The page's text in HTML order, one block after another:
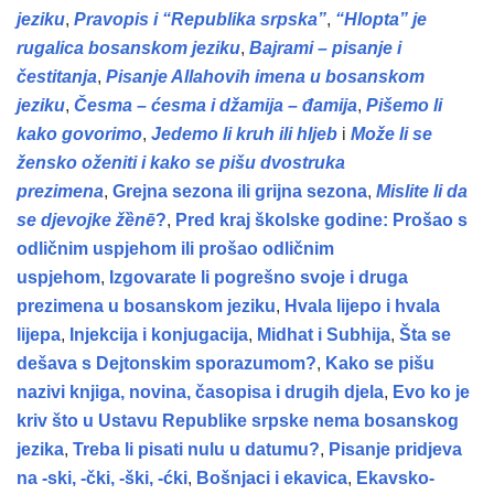
jeziku, Pravopis i “Republika srpska”, “Hlopta” je
rugalica bosanskom jeziku, Bajrami – pisanje i
čestitanja, Pisanje Allahovih imena u bosanskom
jeziku, Česma – ćesma i džamija – đamija, Pišemo li
kako govorimo, Jedemo li kruh ili hljeb i Može li se
žensko oženiti i kako se pišu dvostruka
prezimena, Grejna sezona ili grijna sezona, Mislite li da
se djevojke žȅnē?, Pred kraj školske godine: Prošao s
odličnim uspjehom ili prošao odličnim
uspjehom, Izgovarate li pogrešno svoje i druga
prezimena u bosanskom jeziku, Hvala lijepo i hvala
lijepa, Injekcija i konjugacija, Midhat i Subhija, Šta se
dešava s Dejtonskim sporazumom?, Kako se pišu
nazivi knjiga, novina, časopisa i drugih djela, Evo ko je
kriv što u Ustavu Republike srpske nema bosanskog
jezika, Treba li pisati nulu u datumu?, Pisanje pridjeva
na -ski, -čki, -ški, -ćki, Bošnjaci i ekavica, Ekavsko-